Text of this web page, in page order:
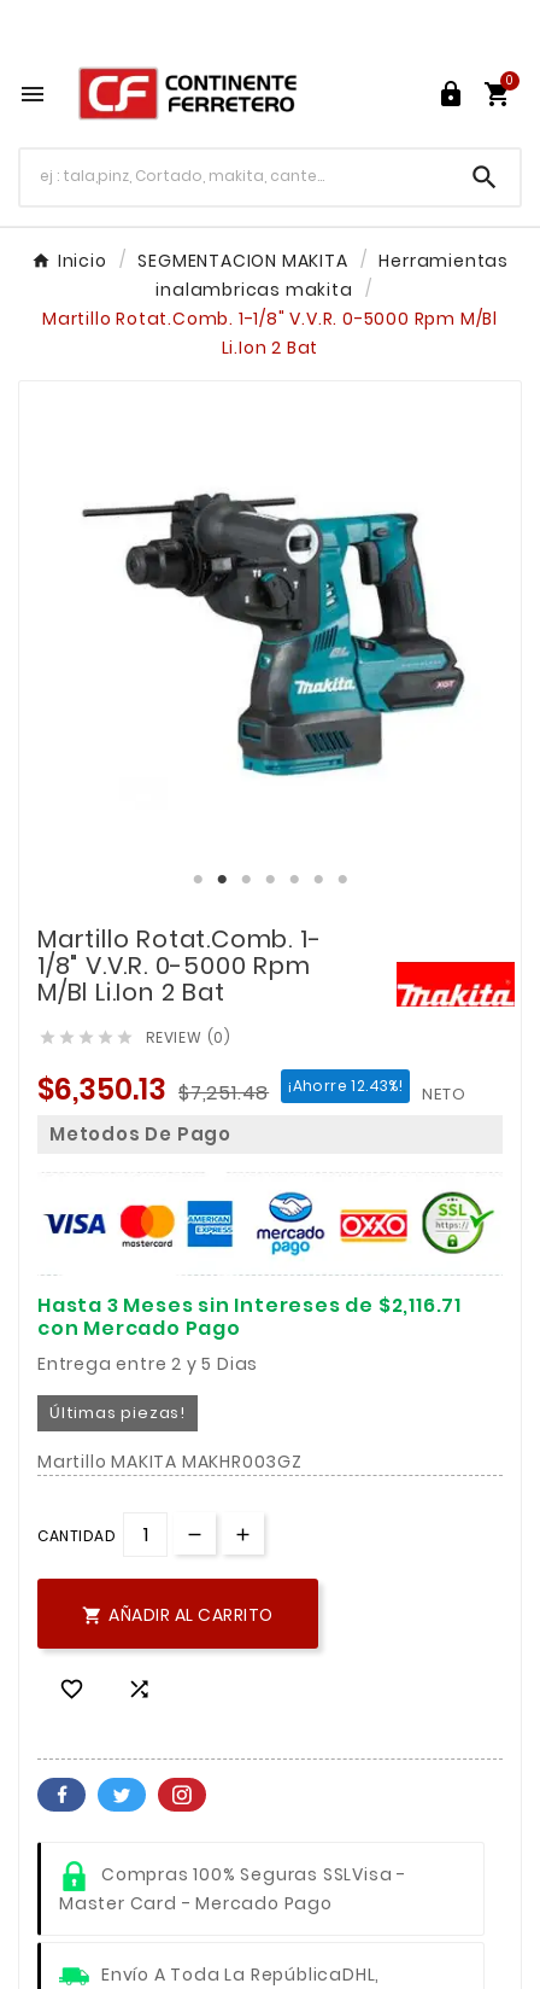
  
0

Inicio SEGMENTACION MAKITA
Herramientas
inalambricas makita
Martillo Rotat.Comb. 1-1/8" V.V.R. 0-5000 Rpm M/Bl
Li.Ion 2 Bat
Martillo Rotat.Comb. 1-
1/8" V.V.R. 0-5000 Rpm
M/Bl Li.Ion 2 Bat
     REVIEW (0)
$6,350.13 $7,251.48 ¡Ahorre 12.43%! NETO
Metodos De Pago
Hasta 3 Meses sin Intereses de $2,116.71
con Mercado Pago
Entrega entre 2 y 5 Dias
Últimas piezas!
Martillo MAKITA MAKHR003GZ
CANTIDAD
 AÑADIR AL CARRITO
 
Compras 100% Seguras SSLVisa -
Master Card - Mercado Pago
Envío A Toda La RepúblicaDHL,